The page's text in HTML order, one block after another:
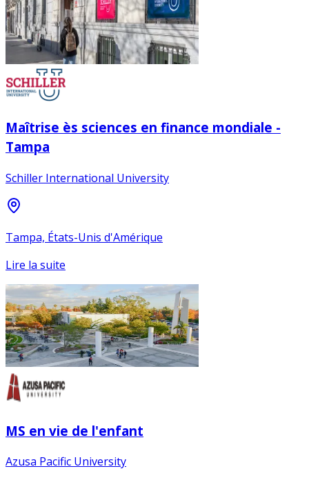
Maîtrise ès sciences en finance mondiale -
Tampa
Schiller International University
Tampa, États-Unis d'Amérique
Lire la suite
MS en vie de l'enfant
Azusa Pacific University